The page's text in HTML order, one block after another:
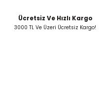
Ücretsiz Ve Hızlı Kargo
3000 TL Ve Üzeri Ücretsiz Kargo!